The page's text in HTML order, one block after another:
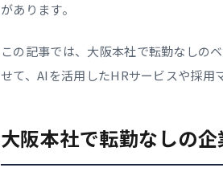
があります。
この記事では、大阪本社で転勤なしの
せて、AIを活用したHRサービスや採用
大阪本社で転勤なしの